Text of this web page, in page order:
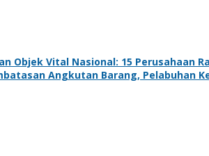
Vital Nasional: 15 Perusahaan
Angkutan Barang, Pelabuhan